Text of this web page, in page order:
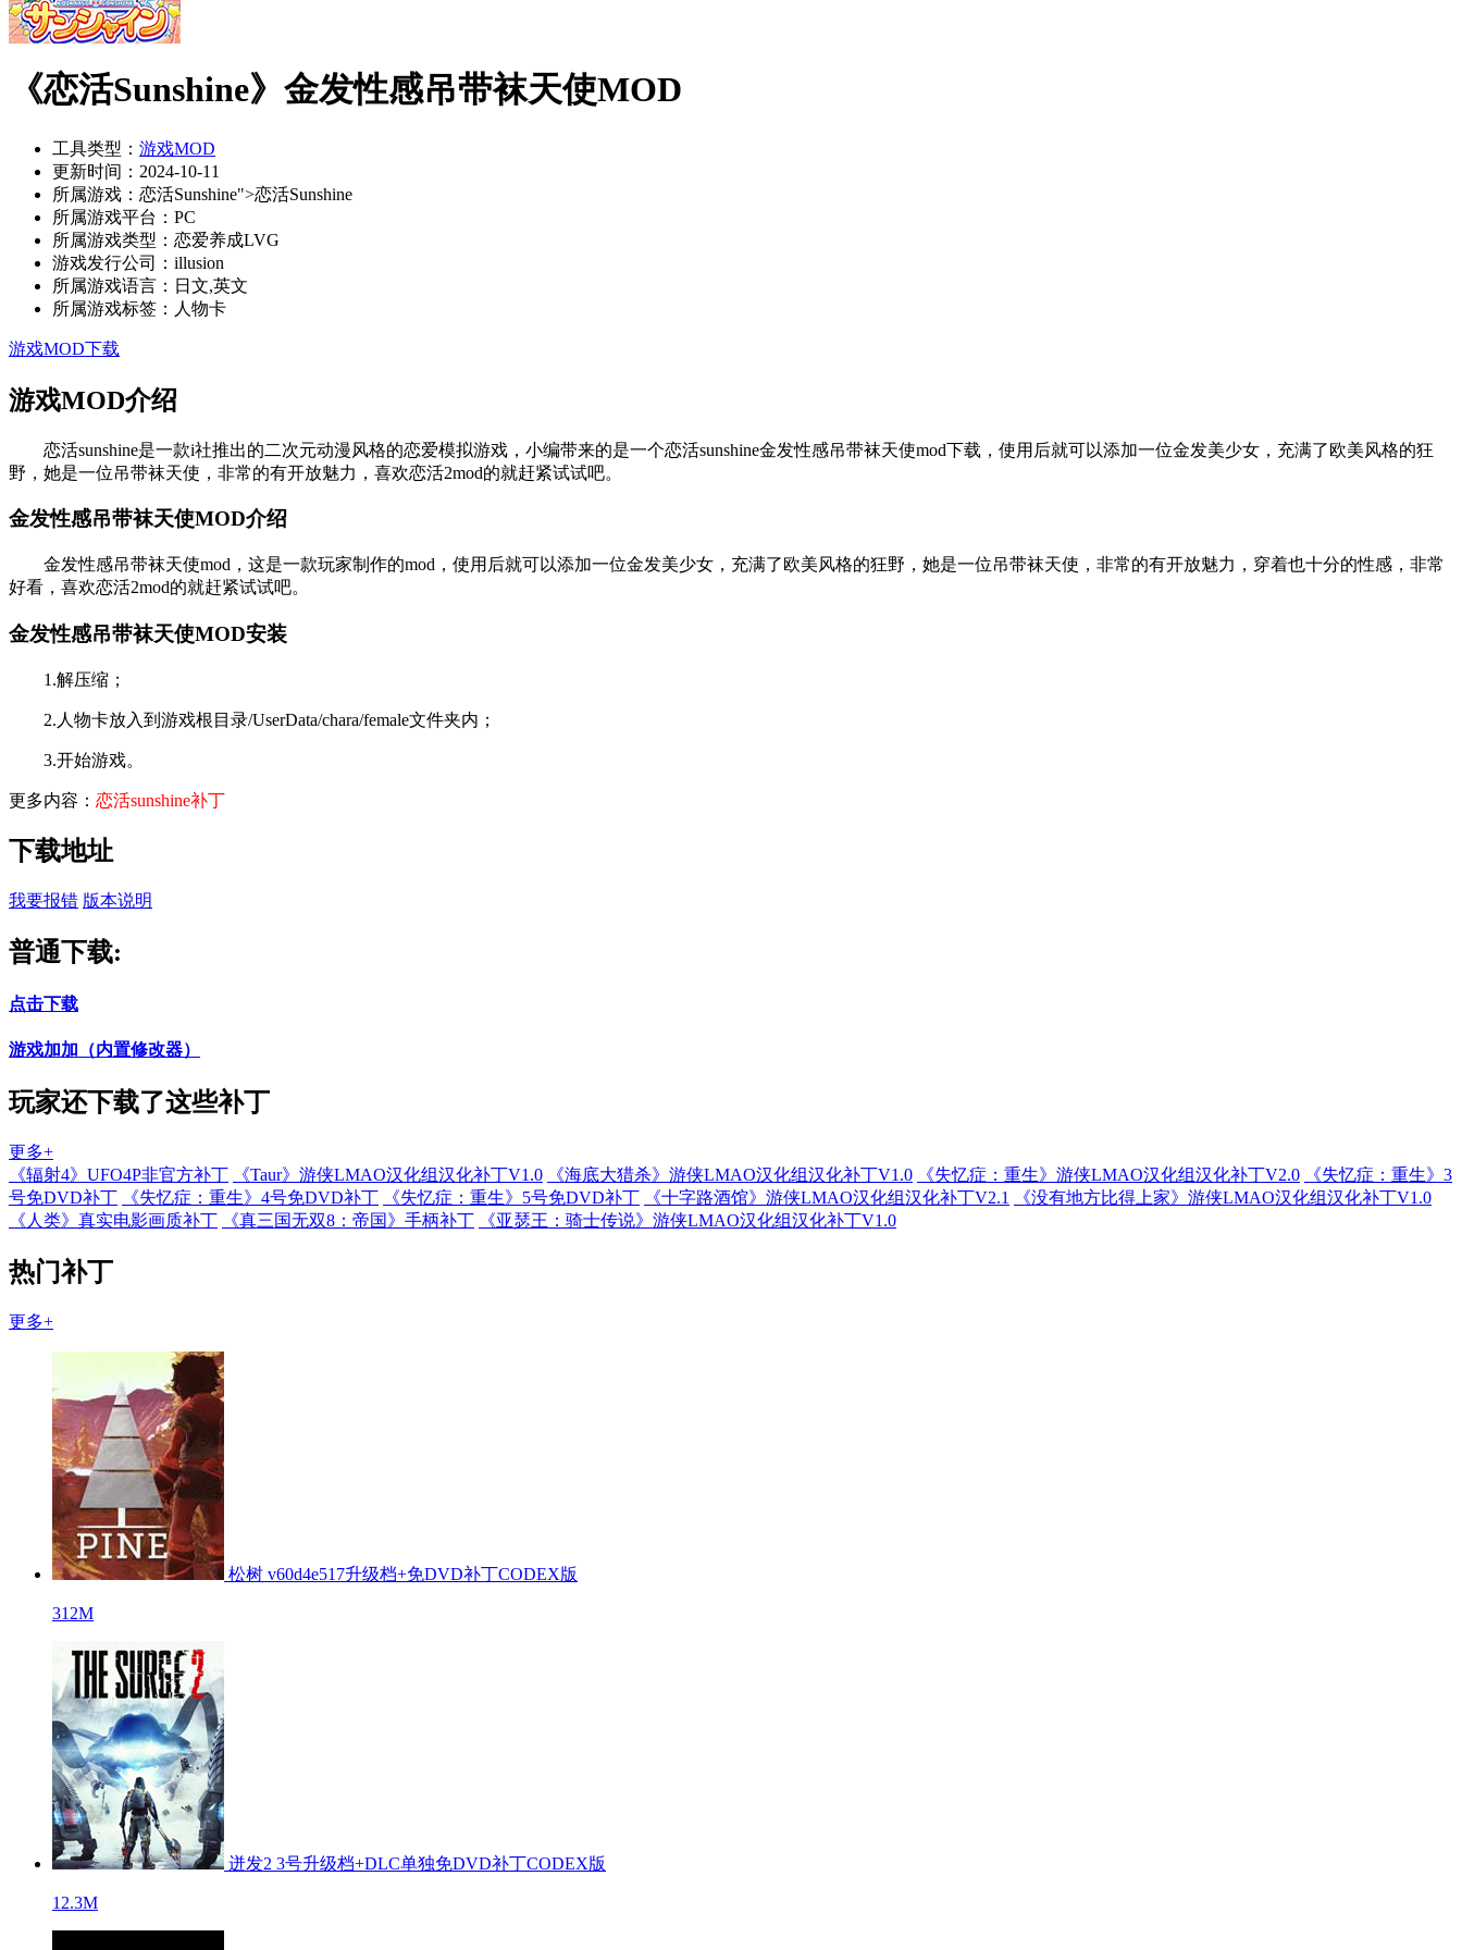
《恋活Sunshine》金发性感吊带袜天使MOD
工具类型： 游戏MOD
更新时间： 2024-10-11
所属游戏： 恋活Sunshine">恋活Sunshine
所属游戏平台： PC
所属游戏类型： 恋爱养成LVG
游戏发行公司： illusion
所属游戏语言： 日文,英文
所属游戏标签： 人物卡
游戏MOD下载
游戏MOD介绍
恋活sunshine是一款i社推出的二次元动漫风格的恋爱模拟游戏，小编带来的是一个恋活sunshine金发性感吊带袜天使mod下载，使用后就可以添加一位金发美少女，充满了欧美风格的狂
野，她是一位吊带袜天使，非常的有开放魅力，喜欢恋活2mod的就赶紧试试吧。
金发性感吊带袜天使MOD介绍
金发性感吊带袜天使mod，这是一款玩家制作的mod，使用后就可以添加一位金发美少女，充满了欧美风格的狂野，她是一位吊带袜天使，非常的有开放魅力，穿着也十分的性感，非常
好看，喜欢恋活2mod的就赶紧试试吧。
金发性感吊带袜天使MOD安装
1.解压缩；
2.人物卡放入到游戏根目录/UserData/chara/female文件夹内；
3.开始游戏。
更多内容： 恋活sunshine补丁
下载地址
我要报错 版本说明
普通下载:
点击下载
游戏加加（内置修改器）
玩家还下载了这些补丁
更多+
《辐射4》UFO4P非官方补丁
《Taur》游侠LMAO汉化组汉化补丁V1.0 《海底大猎杀》游侠LMAO汉化组汉化补丁V1.0 《失忆症：重生》游侠LMAO汉化组汉化补丁V2.0
《失忆症：重生》3
号免DVD补丁
《失忆症：重生》4号免DVD补丁 《失忆症：重生》5号免DVD补丁 《十字路酒馆》游侠LMAO汉化组汉化补丁V2.1
《没有地方比得上家》游侠LMAO汉化组汉化补丁V1.0
《人类》真实电影画质补丁
《真三国无双8：帝国》手柄补丁 《亚瑟王：骑士传说》游侠LMAO汉化组汉化补丁V1.0
热门补丁
更多+
松树 v60d4e517升级档+免DVD补丁CODEX版
312M
迸发2 3号升级档+DLC单独免DVD补丁CODEX版
12.3M